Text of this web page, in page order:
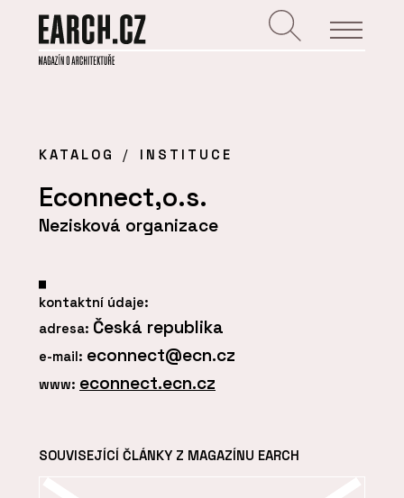
KATALOG INSTITUCE
Econnect,o.s.
Nezisková organizace
kontaktní údaje:
adresa: Česká republika
e-mail: econnect@ecn.cz
www: econnect.ecn.cz
SOUVISEJÍCÍ ČLÁNKY Z MAGAZÍNU EARCH